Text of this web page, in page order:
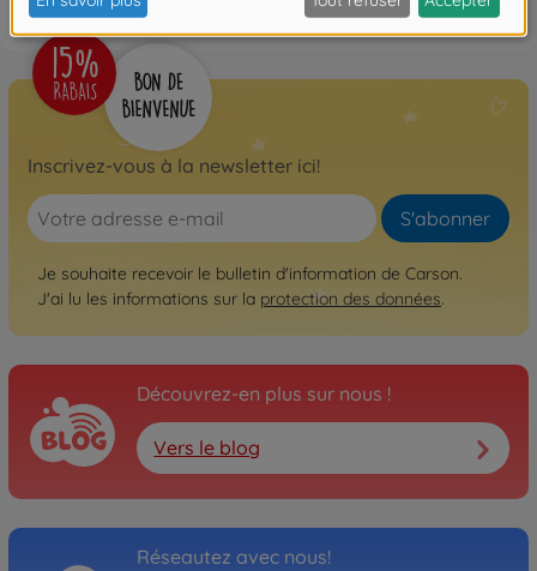
Inscrivez-vous à la newsletter ici!
S'abonner
Je souhaite recevoir le bulletin d'information de Carson.
J'ai lu les informations sur la protection des données.
Découvrez-en plus sur nous !
Vers le blog
Réseautez avec nous!